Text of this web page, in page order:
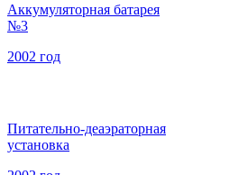
Аккумуляторная батарея
№3
2002 год
Питательно-деаэраторная
установка